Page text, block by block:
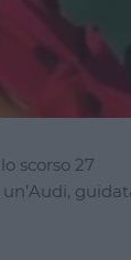
scorso 27